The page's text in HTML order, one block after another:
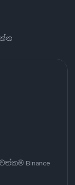
Binance